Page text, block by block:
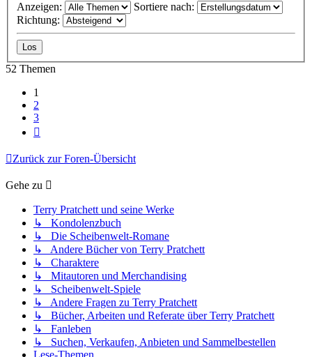
Anzeigen:
Sortiere nach:
Richtung:
52 Themen
1
2
3
Zurück zur Foren-Übersicht
Gehe zu
Terry Pratchett und seine Werke
↳ Kondolenzbuch
↳ Die Scheibenwelt-Romane
↳ Andere Bücher von Terry Pratchett
↳ Charaktere
↳ Mitautoren und Merchandising
↳ Scheibenwelt-Spiele
↳ Andere Fragen zu Terry Pratchett
↳ Bücher, Arbeiten und Referate über Terry Pratchett
↳ Fanleben
↳ Suchen, Verkaufen, Anbieten und Sammelbestellen